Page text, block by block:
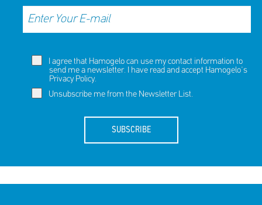
I agree that Hamogelo can use my contact information to
send me a newsletter. I have read and accept Hamogelo's
Privacy Policy.
Unsubscribe me from the Newsletter List.
SUBSCRIBE